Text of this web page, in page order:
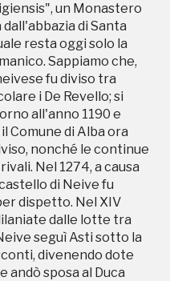
un Monastero
di Santa
resta oggi solo la
Sappiamo che,
fu diviso tra
i De Revello; si
all'anno 1190 e
Comune di Alba ora
nonché le continue
Nel 1274, a causa
di Neive fu
dispetto. Nel XIV
dalle lotte tra
seguì Asti sotto la
divenendo dote
andò sposa al Duca
andò sposa al Duca
1512; in seguito fu
V di Spagna e, nel
Dal 1560, dopo circa
tornò nelle mani dei
e suo figlio Carlo
suo regno, Neive
Vittorio Amedeo
Vittorio
il titolo di primo
di Neive, Maria
secondogenito del
II, diventando
di Spagna. Con
del regno fino alla
Italiana.